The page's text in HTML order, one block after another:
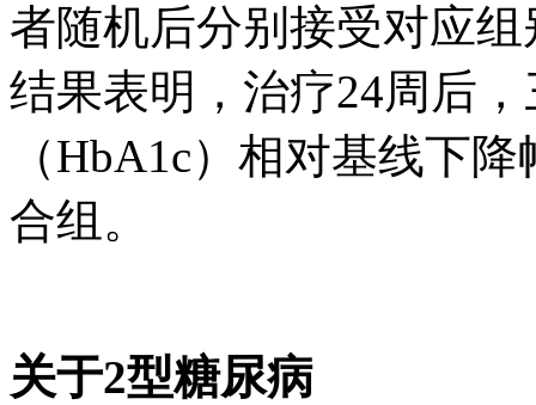
者随机后分别接受对应
结果表明，治疗24周后
（HbA1c）相对基线下
合组。
关于2型糖尿病